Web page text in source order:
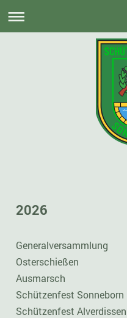
2026
Generalversammlung
Osterschießen
Ausmarsch
Schützenfest Sonneborn
Schützenfest Alverdissen